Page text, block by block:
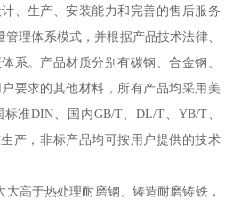
、生产、安装能力和完善的售后服务
理体系模式，并根据产品技术法律、
系。产品材质分别有碳钢、合金钢、
要求的其他材料，所有产品均采用美
准DIN、国内GB/T、DL/T、YB/T、
产，非标产品均可按用户提供的技术
大高于热处理耐磨钢、铸造耐磨铸铁，